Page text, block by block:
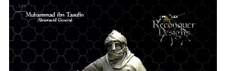
-10%